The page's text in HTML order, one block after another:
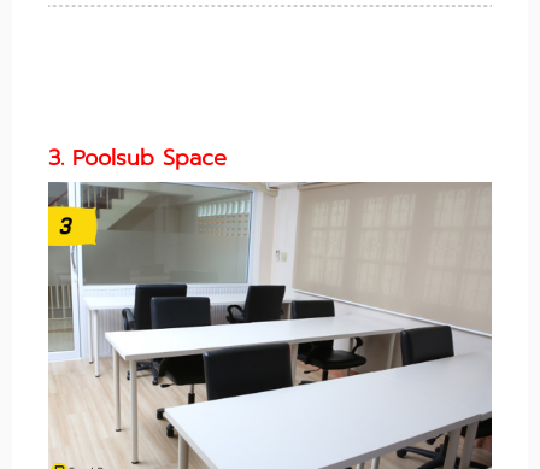
3. Poolsub Space